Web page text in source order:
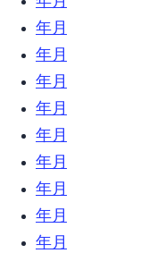
2019年5月 (6)
2019年4月 (12)
2019年3月 (18)
2019年2月 (17)
2019年1月 (34)
2018年12月 (18)
2018年11月 (17)
2018年10月 (16)
2018年9月 (17)